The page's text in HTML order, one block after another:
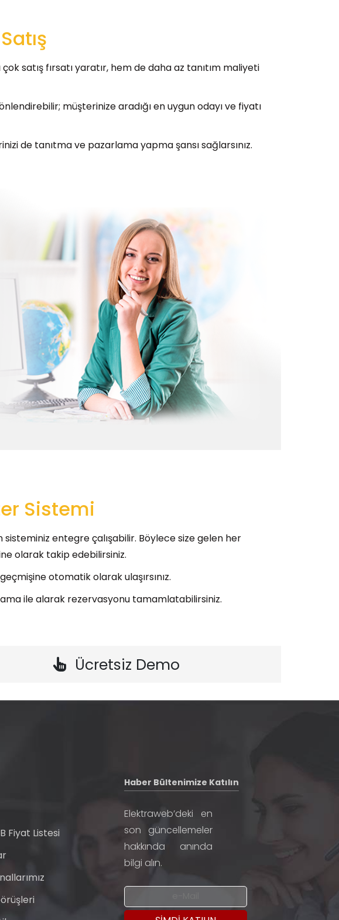
satış fırsatı yaratır, hem de daha az tanıtım maliyeti
müşterinize aradığı en uygun odayı ve fiyatı
de tanıtma ve pazarlama yapma şansı sağlarsınız.
Sistemi
entegre çalışabilir. Böylece size gelen her
olarak takip edebilirsiniz.
otomatik olarak ulaşırsınız.
ile alarak rezervasyonu tamamlatabilirsiniz.
Ücretsiz Demo
Fiyat Listesi
Haber Bültenimize Katılın
Elektraweb’deki en
son güncellemeler
hakkında anında
bilgi alın.